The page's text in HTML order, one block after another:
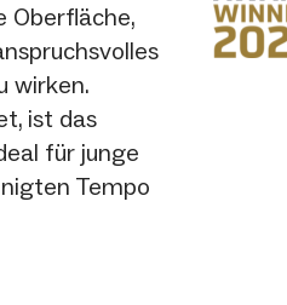
Oberfläche,
wirken.
ist das
für junge
Tempo